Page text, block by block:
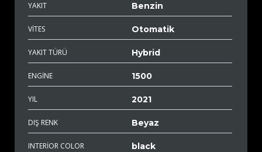
YAKIT Benzin
VITES Otomatik
YAKIT TÜRÜ Hybrid
ENGINE 1500
YIL 2021
DIŞ RENK Beyaz
INTERIOR COLOR black